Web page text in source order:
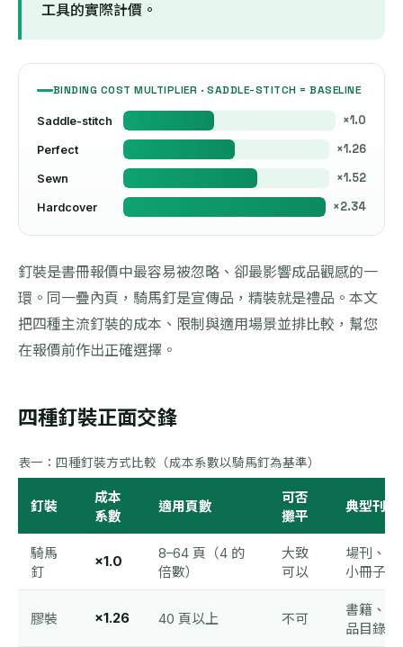
工具的實際計價。
BINDING COST MULTIPLIER · SADDLE-STITCH = BASELINE
Saddle-stitch ×1.0
Perfect ×1.26
Sewn ×1.52
Hardcover ×2.34
釘裝是書冊報價中最容易被忽略、卻最影響成品觀感的一
環。同一疊內頁，騎馬釘是宣傳品，精裝就是禮品。本文
把四種主流釘裝的成本、限制與適用場景並排比較，幫您
在報價前作出正確選擇。
四種釘裝正面交鋒
表一：四種釘裝方式比較（成本系數以騎馬釘為基準）
釘裝
成本
系數
適用頁數
可否
攤平
典型刊物
騎馬
釘
×1.0
8–64 頁（4 的
倍數）
大致
可以
場刊、
小冊子
膠裝 ×1.26 40 頁以上 不可
書籍、
品目錄